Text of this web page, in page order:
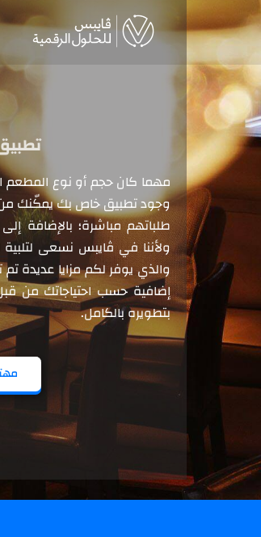
Skip
to
content
مهما كان حجم أو نوع المطعم
وجود تطبيق خاص بك يمكّنك من
طلباتهم مباشرة؛ بالإضافة
ولأننا في ڤايبس نسعى لتلبية
والذي يوفر لكم مزايا عديدة
إضافية حسب احتياجاتك من
بتطويره بالكامل.